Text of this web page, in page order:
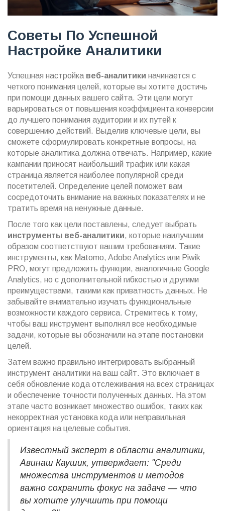
Советы По Успешной
Настройке Аналитики
Успешная настройка веб-аналитики начинается с
четкого понимания целей, которые вы хотите достичь
при помощи данных вашего сайта. Эти цели могут
варьироваться от повышения коэффициента конверсии
до лучшего понимания аудитории и их путей к
совершению действий. Выделив ключевые цели, вы
сможете сформулировать конкретные вопросы, на
которые аналитика должна отвечать. Например, какие
кампании приносят наибольший трафик или какая
страница является наиболее популярной среди
посетителей. Определение целей поможет вам
сосредоточить внимание на важных показателях и не
тратить время на ненужные данные.
После того как цели поставлены, следует выбрать
инструменты веб-аналитики, которые наилучшим
образом соответствуют вашим требованиям. Такие
инструменты, как Matomo, Adobe Analytics или Piwik
PRO, могут предложить функции, аналогичные Google
Analytics, но с дополнительной гибкостью и другими
преимуществами, такими как приватность данных. Не
забывайте внимательно изучать функциональные
возможности каждого сервиса. Стремитесь к тому,
чтобы ваш инструмент выполнял все необходимые
задачи, которые вы обозначили на этапе постановки
целей.
Затем важно правильно интегрировать выбранный
инструмент аналитики на ваш сайт. Это включает в
себя обновление кода отслеживания на всех страницах
и обеспечение точности полученных данных. На этом
этапе часто возникает множество ошибок, таких как
некорректная установка кода или неправильная
ориентация на целевые события.
Известный эксперт в области аналитики,
Авинаш Каушик, утверждает: "Среди
множества инструментов и методов
важно сохранить фокус на задаче — что
вы хотите улучшить при помощи